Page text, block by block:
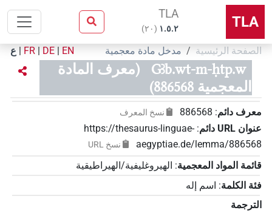
TLA
TLA
۱.٥.٢ (٢٠)
الصفحة الرئيسية مدخل مادة معجمية EN
|
DE
|
FR
| ع
Gꜣb.wt-m-ḥtp.w
(معرف المادة
المعجمية 886568)
معرف دائم:
886568 نسخ المعرف
عنوان‏ ‏URL‏ دائم :
https://thesaurus-linguae-
aegyptiae.de/lemma/886568
نسخ‏ ‏URL
قائمة المواد المعجمية: الهيروغليفية/الهيراطيقية
فئة الكلمة: اسم إله
الترجمة